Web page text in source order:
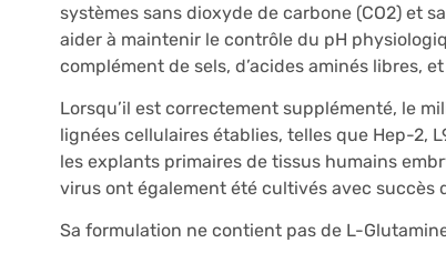
systèmes sans dioxyde de carbone (CO2) et
aider à maintenir le contrôle du pH
complément de sels, d’acides aminés libres,
Lorsqu’il est correctement supplémenté, le
lignées cellulaires établies, telles que Hep-2,
les explants primaires de tissus humains
virus ont également été cultivés avec succès
Sa formulation ne contient pas de L-